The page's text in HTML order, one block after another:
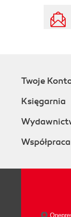
Twoje
Księgarnia
Współpraca